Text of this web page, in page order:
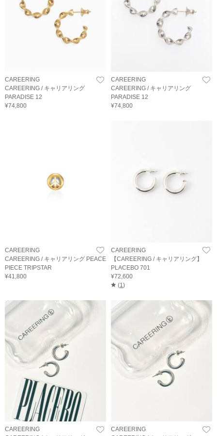
CAREERING
CAREERING / キャリアリング
PARADISE 12
¥74,800
CAREERING
CAREERING / キャリアリング
PARADISE 12
¥74,800
CAREERING
CAREERING / キャリアリング PEACE
PIECE TRIPSTAR
¥41,800
CAREERING
【CAREERING / キャリアリング】
PLACEBO 701
¥72,600
(1 )
CAREERING
CAREERING